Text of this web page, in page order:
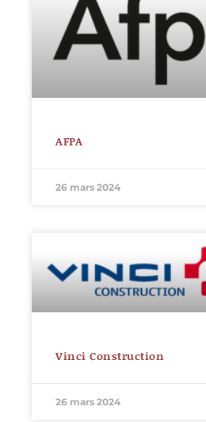
AFPA
26 mars 2024
Vinci Construction
26 mars 2024